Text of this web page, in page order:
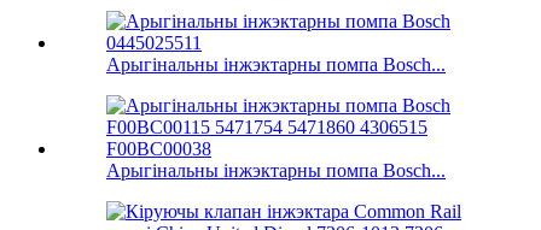
Арыгінальны інжэктарны помпа Bosch...
Арыгінальны інжэктарны помпа Bosch...